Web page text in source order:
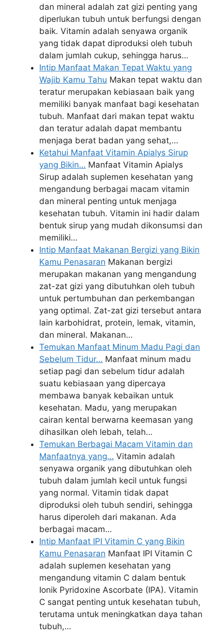
dan mineral adalah zat gizi penting yang
diperlukan tubuh untuk berfungsi dengan
baik. Vitamin adalah senyawa organik
yang tidak dapat diproduksi oleh tubuh
dalam jumlah cukup, sehingga harus…
Intip Manfaat Makan Tepat Waktu yang
Wajib Kamu Tahu Makan tepat waktu dan
teratur merupakan kebiasaan baik yang
memiliki banyak manfaat bagi kesehatan
tubuh. Manfaat dari makan tepat waktu
dan teratur adalah dapat membantu
menjaga berat badan yang sehat,…
Ketahui Manfaat Vitamin Apialys Sirup
yang Bikin… Manfaat Vitamin Apialys
Sirup adalah suplemen kesehatan yang
mengandung berbagai macam vitamin
dan mineral penting untuk menjaga
kesehatan tubuh. Vitamin ini hadir dalam
bentuk sirup yang mudah dikonsumsi dan
memiliki…
Intip Manfaat Makanan Bergizi yang Bikin
Kamu Penasaran Makanan bergizi
merupakan makanan yang mengandung
zat-zat gizi yang dibutuhkan oleh tubuh
untuk pertumbuhan dan perkembangan
yang optimal. Zat-zat gizi tersebut antara
lain karbohidrat, protein, lemak, vitamin,
dan mineral. Makanan…
Temukan Manfaat Minum Madu Pagi dan
Sebelum Tidur… Manfaat minum madu
setiap pagi dan sebelum tidur adalah
suatu kebiasaan yang dipercaya
membawa banyak kebaikan untuk
kesehatan. Madu, yang merupakan
cairan kental berwarna keemasan yang
dihasilkan oleh lebah, telah…
Temukan Berbagai Macam Vitamin dan
Manfaatnya yang… Vitamin adalah
senyawa organik yang dibutuhkan oleh
tubuh dalam jumlah kecil untuk fungsi
yang normal. Vitamin tidak dapat
diproduksi oleh tubuh sendiri, sehingga
harus diperoleh dari makanan. Ada
berbagai macam…
Intip Manfaat IPI Vitamin C yang Bikin
Kamu Penasaran Manfaat IPI Vitamin C
adalah suplemen kesehatan yang
mengandung vitamin C dalam bentuk
Ionik Pyridoxine Ascorbate (IPA). Vitamin
C sangat penting untuk kesehatan tubuh,
terutama untuk meningkatkan daya tahan
tubuh,…